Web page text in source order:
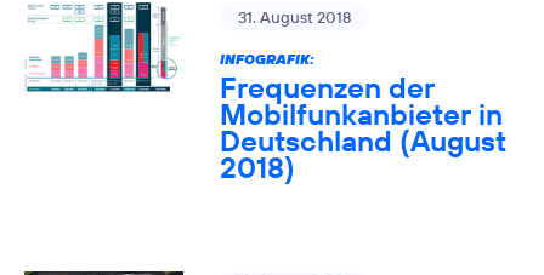
31. August 2018
INFOGRAFIK:
Frequenzen der
Mobilfunkanbieter in
Deutschland (August
2018)